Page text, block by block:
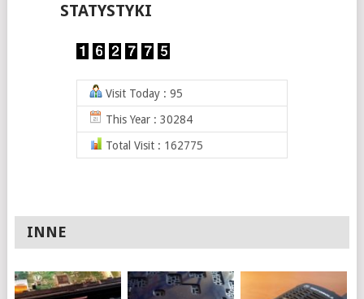
STATYSTYKI
Visit Today : 95
This Year : 30284
Total Visit : 162775
INNE